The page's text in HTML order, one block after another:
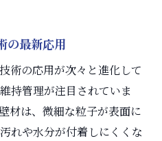
の最新応用
術の応用が次々と進化して
持管理が注目されていま
材は、微細な粒子が表面に
れや水分が付着しにくくな